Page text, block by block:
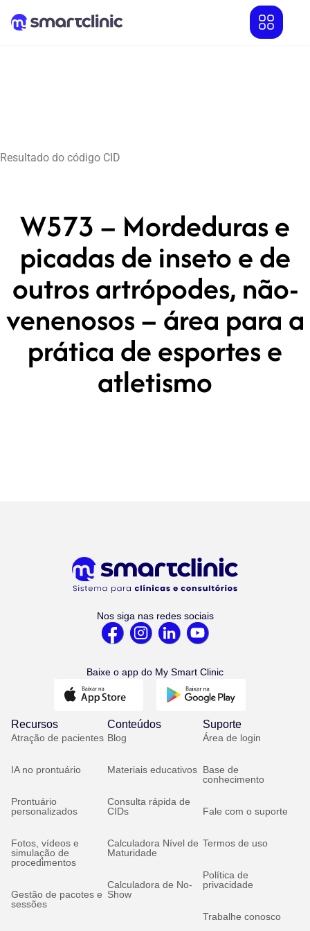
Resultado do código CID
W573 – Mordeduras e
picadas de inseto e de
outros artrópodes, não-
venenosos – área para a
prática de esportes e
atletismo
Nos siga nas redes sociais
Baixe o app do My Smart Clinic
Recursos
Atração de pacientes
IA no prontuário
Prontuário
personalizados
Fotos, vídeos e
simulação de
procedimentos
Gestão de pacotes e
sessões
Conteúdos
Blog
Materiais educativos
Consulta rápida de
CIDs
Calculadora Nível de
Maturidade
Calculadora de No-
Show
Suporte
Área de login
Base de
conhecimento
Fale com o suporte
Termos de uso
Política de
privacidade
Trabalhe conosco